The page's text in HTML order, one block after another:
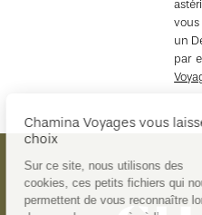
Chamina Voyages vous
choix
Sur ce site, nous utilisons des
cookies, ces petits fichiers qui
permettent de vous
vous
un
par